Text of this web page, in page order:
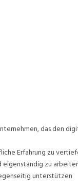
das den
Erfahrung zu
eigenständig zu
unterstützen